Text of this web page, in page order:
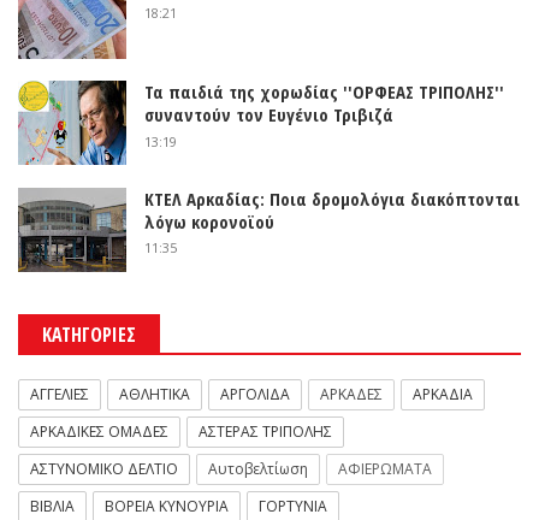
18:21
Τα παιδιά της χορωδίας ''ΟΡΦΕΑΣ ΤΡΙΠΟΛΗΣ''
συναντούν τον Ευγένιο Τριβιζά
13:19
ΚΤΕΛ Αρκαδίας: Ποια δρομολόγια διακόπτονται
λόγω κορονοϊού
11:35
ΚΑΤΗΓΟΡΙΕΣ
ΑΓΓΕΛΙΕΣ ΑΘΛΗΤΙΚΑ ΑΡΓΟΛΙΔΑ ΑΡΚΑΔΕΣ
ΑΡΚΑΔΙΑ
ΑΡΚΑΔΙΚΕΣ ΟΜΑΔΕΣ
ΑΣΤΕΡΑΣ ΤΡΙΠΟΛΗΣ
ΑΣΤΥΝΟΜΙΚΟ ΔΕΛΤΙΟ
Αυτοβελτίωση
ΑΦΙΕΡΩΜΑΤΑ
ΒΙΒΛΙΑ
ΒΟΡΕΙΑ ΚΥΝΟΥΡΙΑ
ΓΟΡΤΥΝΙΑ